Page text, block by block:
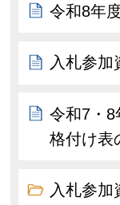
令和8年
入札参加
令和7・8
格付け表
入札参加